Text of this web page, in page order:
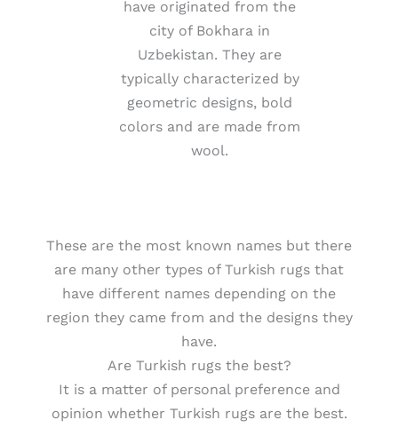
have originated from the
city of Bokhara in
Uzbekistan. They are
typically characterized by
geometric designs, bold
colors and are made from
wool.
These are the most known names but there
are many other types of Turkish rugs that
have different names depending on the
region they came from and the designs they
have.
Are Turkish rugs the best?
It is a matter of personal preference and
opinion whether Turkish rugs are the best.